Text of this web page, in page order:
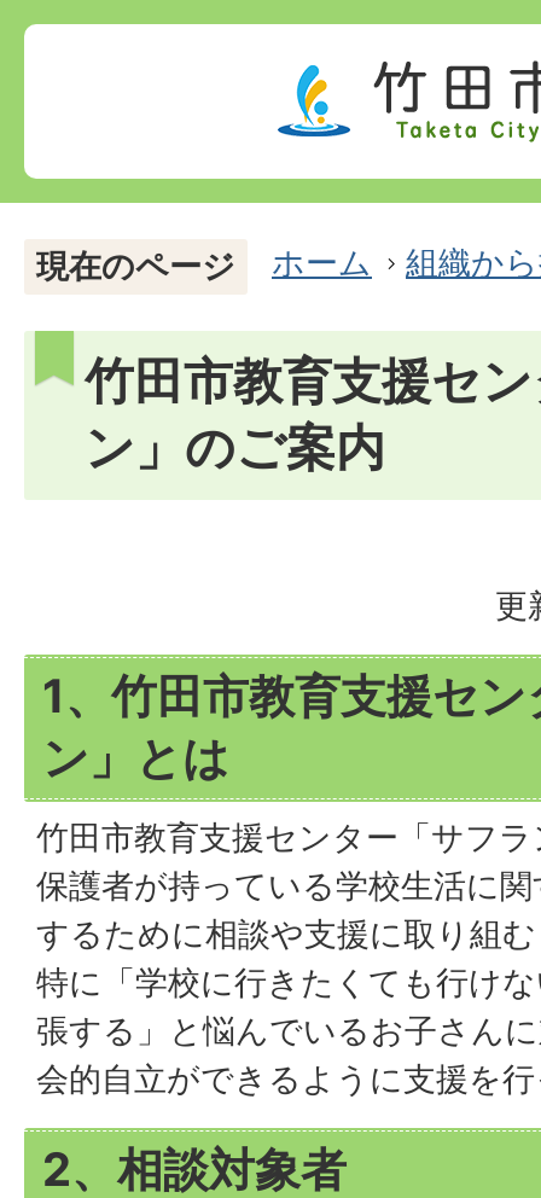
現在のページ ホーム 組織か
竹田市教育支援セ
ン」のご案内
更
1、竹田市教育支援セ
ン」とは
竹田市教育支援センター「サフ
保護者が持っている学校生活に
するために相談や支援に取り組
特に「学校に行きたくても行け
張する」と悩んでいるお子さん
会的自立ができるように支援を
2、相談対象者